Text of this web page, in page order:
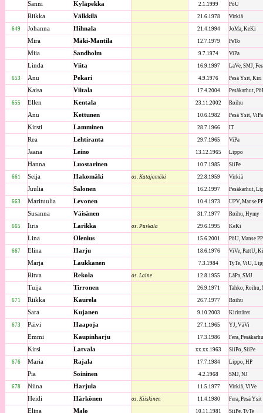
Sanni Kyläpekka 2.1.1999 PöU
Riikka Välkkilä 21.6.1978 Virkiä
649 Johanna Hihnala 21.4.1994 JoMa, KeKi
Mira Mäki-Mantila 12.7.1979 PeTo
Miia Sandholm 9.7.1974 ViPa
Linda Viita 16.9.1997 LaVe, SMJ,
653 Anu Pekari 4.9.1976 Pesä Ysit, Kiri
Kaisa Viitala 17.4.2004 Pesäkarhut,
655 Ellen Kentala 23.11.2002 Roihu
Anu Kettunen 10.6.1982 Pesä Ysit, ViPa
Kirsti Lamminen 28.7.1966 IT
Rea Lehtiranta 29.7.1965 ViPa
Jaana Leino 13.12.1965 Lippo
Hanna Luostarinen 10.7.1985 SiiPe
661 Seija Hakomäki os. Katajamäki 22.8.1959 Virkiä
Juulia Salonen 16.2.1997 Pesäkarhut,
663 Marituulia Levonen 10.4.1973 UPV, Manse PP
Susanna Väisänen 31.7.1977 Roihu, Hymy
665 Iiris Larikka os. Puskala 29.6.1995 KeKi
Lina Olenius 15.6.2001 PöU, Manse PP
667 Elina Harju 18.6.1976 ViVe, PattU,
Marja Laukkanen 7.3.1984 TyTe, ViU,
Ritva Rekola os. Laine 12.8.1955 LäPa, SMJ
Tuija Tirronen 26.9.1971 Tahko, Roihu,
671 Riikka Kaurela 26.7.1977 Roihu
Sara Kujanen 9.10.2003 Kirittäret
673 Päivi Haapoja 27.1.1965 YJ, VäVi
Emmi Kaupinharju 17.3.1986 Fera,
Kirsi Latvala xx.xx.1963 SiiPo, SiiPe
676 Maria Rajala 17.7.1984 Lippo, HP
Pia Soininen 4.2.1968 SMJ, NJ
678 Niina Harjula 11.5.1977 Virkiä, ViVe
Heidi Härkönen os. Kiiskinen 11.4.1980 Fera, Pesä Ysit
Elina Malo 10.11.1981 SiiPe, TyTe